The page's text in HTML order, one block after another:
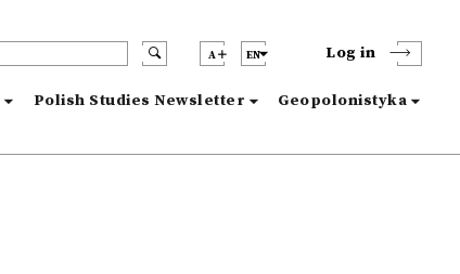
A EN Log in
Polish Studies Newsletter Geopolonistyka